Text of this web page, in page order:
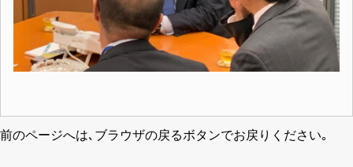
前のページへは､ブラウザの戻るボタンでお戻りください｡